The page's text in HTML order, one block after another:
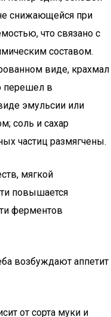
снижающейся при
что связано с
составом.
виде, крахмал
перешел в
эмульсии или
соль и сахар
частиц размягчены.
мягкой
повышается
ферментов
возбуждают аппетит
от сорта муки и